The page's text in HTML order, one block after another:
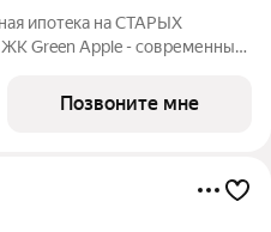
ипотeка нa СТАPЫХ
Green Apple - современный
берегу реки Кубани. Покупaя
Позвоните мне